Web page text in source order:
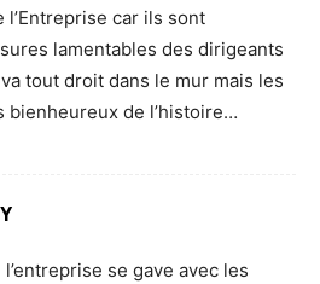
car ils sont
lamentables des dirigeants
tout droit dans le mur mais les
bienheureux de l’histoire…
se gave avec les